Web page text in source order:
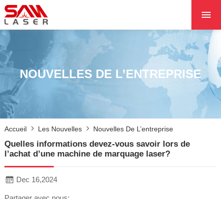
À PROPOS DE
PRODUITS
LES PROJETS
LES NOUVELLES
NOUVELLES DE L’ENTREPRISE
Accueil Les Nouvelles Nouvelles De L’entreprise
Quelles informations devez-vous savoir lors de
l’achat d’une machine de marquage laser?
Dec 16,2024